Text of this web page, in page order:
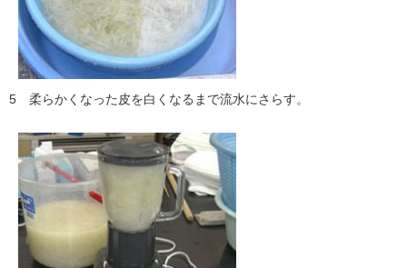
5 柔らかくなった皮を白くなるまで流水にさらす。